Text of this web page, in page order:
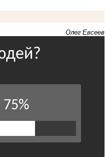
Олег Евсеев